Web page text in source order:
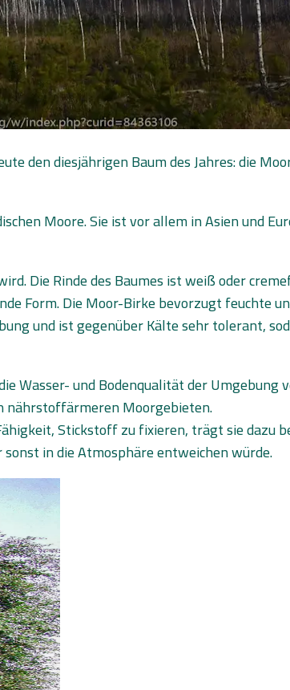
den diesjährigen Baum des Jahres: die
Moore. Sie ist vor allem in Asien und
Die Rinde des Baumes ist weiß oder
Form. Die Moor-Birke bevorzugt feuchte
und ist gegenüber Kälte sehr tolerant,
Wasser- und Bodenqualität der
nährstoffärmeren Moorgebieten.
Stickstoff zu fixieren, trägt sie dazu
in die Atmosphäre entweichen würde.